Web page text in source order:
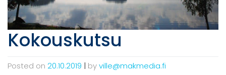
Kokouskutsu
Posted on 20.10.2019 | byville@makmedia.fi